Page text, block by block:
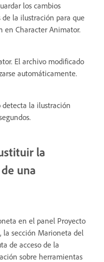
los cambios
de la ilustración para que
en Character Animator.
El archivo modificado
automáticamente.
la ilustración
la
una
en el panel Proyecto
la sección Marioneta del
de acceso de la
sobre herramientas